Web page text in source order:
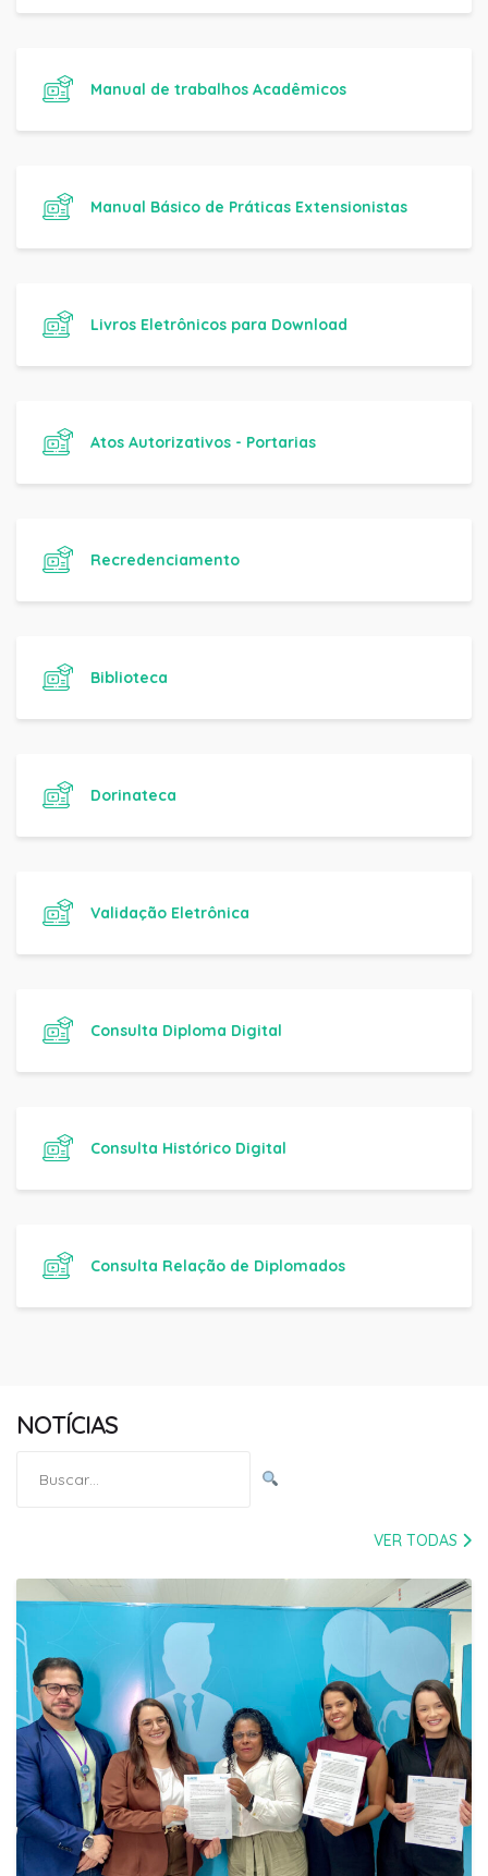
Manual de trabalhos Acadêmicos
Manual Básico de Práticas Extensionistas
Livros Eletrônicos para Download
Atos Autorizativos - Portarias
Recredenciamento
Biblioteca
Dorinateca
Validação Eletrônica
Consulta Diploma Digital
Consulta Histórico Digital
Consulta Relação de Diplomados
NOTÍCIAS
por:
VER TODAS